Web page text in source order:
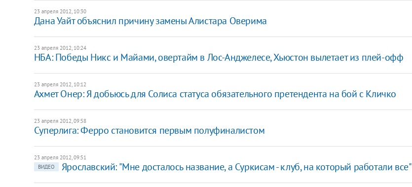
23 апреля 2012, 10:30
Дана Уайт объяснил причину замены Алистара Оверима
23 апреля 2012, 10:24
НБА: Победы Никс и Майами, овертайм в Лос-Анджелесе, Хьюстон вылетает из плей-офф
23 апреля 2012, 10:12
Ахмет Онер: Я добьюсь для Солиса статуса обязательного претендента на бой с Кличко
23 апреля 2012, 09:58
​Суперлига: Ферро становится первым полуфиналистом
23 апреля 2012, 09:51
ВИДЕО
Ярославский: "Мне досталось название, а Суркисам - клуб, на который работали все"